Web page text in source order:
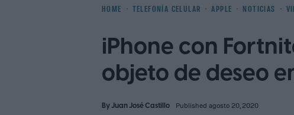
HOME TELEFONÍA CELULAR APPLE NOTICIAS
iPhone con
objeto de deseo
ByJuan José Castillo Published agosto 20, 2020